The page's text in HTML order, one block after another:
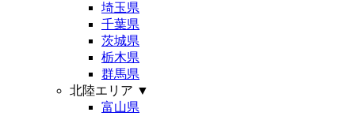
埼玉県
千葉県
茨城県
栃木県
群馬県
北陸エリア ▼
富山県